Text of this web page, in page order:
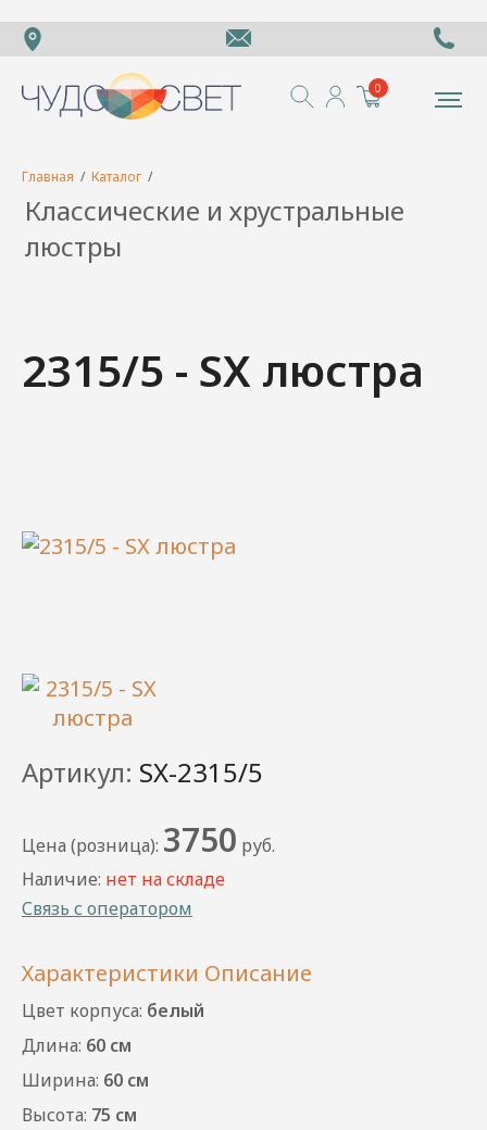
0
Главная / Каталог /
Классические и хрустральные
люстры
2315/5 - SX люстра
Артикул: SX-2315/5
Цена (розница): 3750 руб.
Наличие: нет на складе
Связь с оператором
Характеристики Описание
Цвет корпуса: белый
Длина: 60 см
Ширина: 60 см
Высота: 75 см